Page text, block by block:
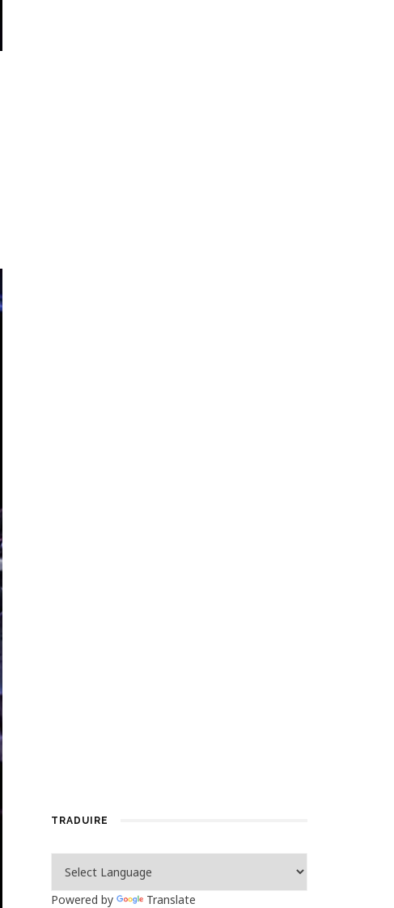
TRADUIRE
Powered by Translate